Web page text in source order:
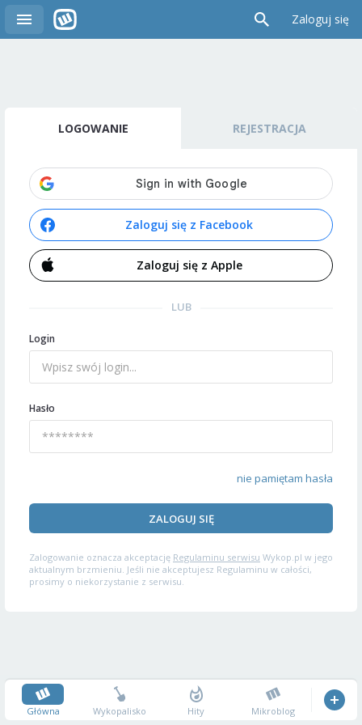
Zaloguj się
LOGOWANIE REJESTRACJA
Zaloguj się z Facebook
Zaloguj się z Apple
LUB
Login
Hasło
nie pamiętam hasła
ZALOGUJ SIĘ
Zalogowanie oznacza akceptację Regulaminu serwisu Wykop.pl w jego
aktualnym brzmieniu. Jeśli nie akceptujesz Regulaminu w całości,
prosimy o niekorzystanie z serwisu.
Główna Wykopalisko Hity Mikroblog